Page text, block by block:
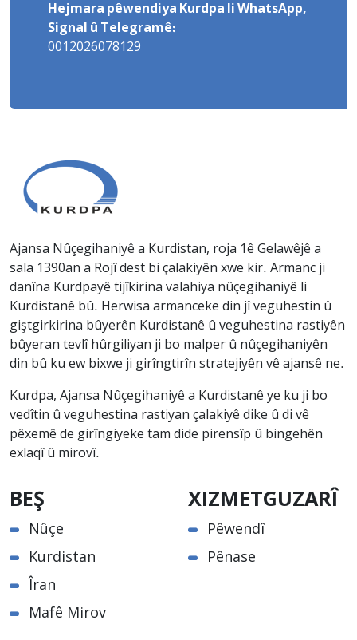
Hejmara pêwendiya Kurdpa li WhatsApp,
Signal û Telegramê:
0012026078129
Ajansa Nûçegihaniyê a Kurdistan, roja 1ê Gelawêjê a
sala 1390an a Rojî dest bi çalakiyên xwe kir. Armanc ji
danîna Kurdpayê tijîkirina valahiya nûçegihaniyê li
Kurdistanê bû. Herwisa armanceke din jî veguhestin û
giştgirkirina bûyerên Kurdistanê û veguhestina rastiyên
bûyeran tevlî hûrgiliyan ji bo malper û nûçegihaniyên
din bû ku ew bixwe ji girîngtirîn stratejiyên vê ajansê ne.
Kurdpa, Ajansa Nûçegihaniyê a Kurdistanê ye ku ji bo
vedîtin û veguhestina rastiyan çalakiyê dike û di vê
pêxemê de girîngiyeke tam dide pirensîp û bingehên
exlaqî û mirovî.
BEŞ
Nûçe
Kurdistan
Îran
Mafê Mirov
XIZMETGUZARÎ
Pêwendî
Pênase